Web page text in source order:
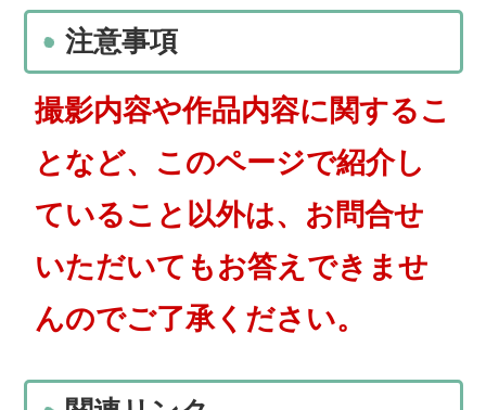
注意事項
撮影内容や作品内容に関するこ
となど、このページで紹介し
ていること以外は、お問合せ
いただいてもお答えできませ
んのでご了承ください。